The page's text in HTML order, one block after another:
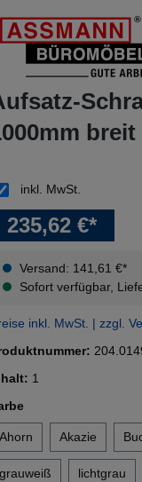
235,62 €*
Versand: 141,61 €*
Sofort verfügbar,
inkl. MwSt.
inkl. MwSt. | zzgl.
1
auswählen
Ahorn Akazie
grauweiß lichtgrau